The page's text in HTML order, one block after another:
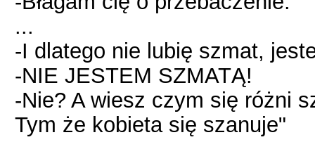
...
-I dlatego nie lubię szmat,
-NIE JESTEM SZMATĄ!
-Nie? A wiesz czym się różni
Tym że kobieta się szanuje"